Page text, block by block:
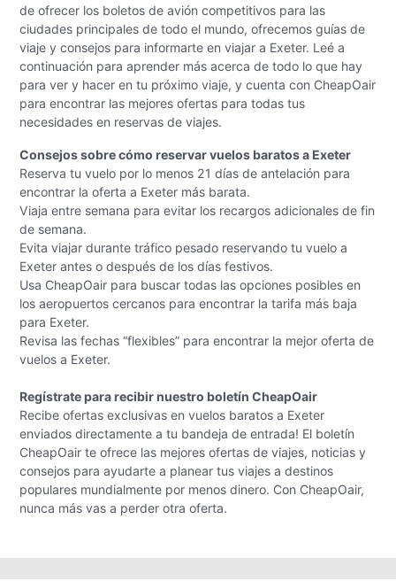
de ofrecer los boletos de avión competitivos para las
ciudades principales de todo el mundo, ofrecemos guías de
viaje y consejos para informarte en viajar a Exeter. Leé a
continuación para aprender más acerca de todo lo que hay
para ver y hacer en tu próximo viaje, y cuenta con CheapOair
para encontrar las mejores ofertas para todas tus
necesidades en reservas de viajes.
Consejos sobre cómo reservar vuelos baratos a Exeter
Reserva tu vuelo por lo menos 21 días de antelación para
encontrar la oferta a Exeter más barata.
Viaja entre semana para evitar los recargos adicionales de fin
de semana.
Evita viajar durante tráfico pesado reservando tu vuelo a
Exeter antes o después de los días festivos.
Usa CheapOair para buscar todas las opciones posibles en
los aeropuertos cercanos para encontrar la tarifa más baja
para Exeter.
Revisa las fechas “flexibles” para encontrar la mejor oferta de
vuelos a Exeter.
Regístrate para recibir nuestro boletín CheapOair
Recibe ofertas exclusivas en vuelos baratos a Exeter
enviados directamente a tu bandeja de entrada! El boletín
CheapOair te ofrece las mejores ofertas de viajes, noticias y
consejos para ayudarte a planear tus viajes a destinos
populares mundialmente por menos dinero. Con CheapOair,
nunca más vas a perder otra oferta.